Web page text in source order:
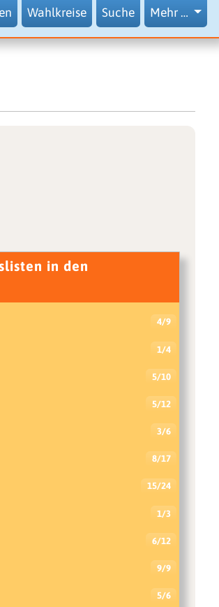
Wahlkreise Suche Mehr …
in den
4/9
1/4
5/10
5/12
3/6
8/17
15/24
1/3
6/12
9/9
5/6